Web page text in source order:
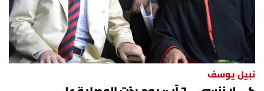
نبيل يوسف